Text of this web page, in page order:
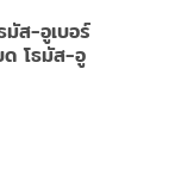
ส-อูเบอร์
โธมัส-อู